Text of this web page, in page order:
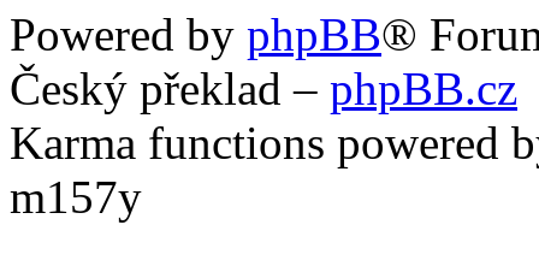
Powered by phpBB®
Český překlad – phpBB.cz
Karma functions powered
m157y